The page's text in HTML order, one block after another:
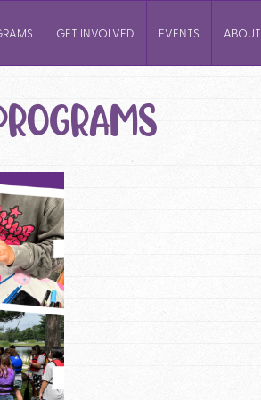
GET INVOLVED EVENTS ABOUT